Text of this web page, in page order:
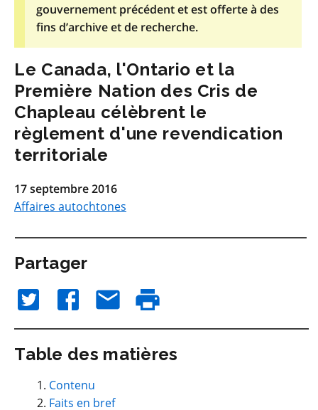
gouvernement précédent et est offerte à des
fins d’archive et de recherche.
Le Canada, l'Ontario et la
Première Nation des Cris de
Chapleau célèbrent le
règlement d'une revendication
territoriale
17 septembre 2016
Affaires autochtones
Partager
Table des matières
Contenu
Faits en bref